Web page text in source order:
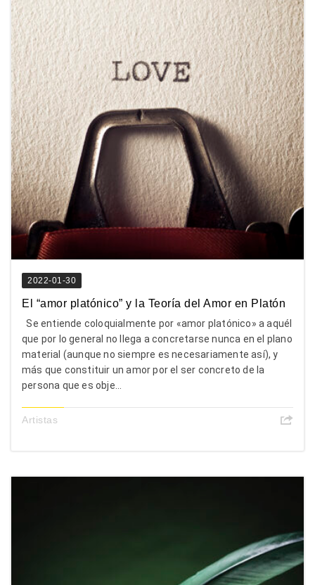
2022-01-30
El “amor platónico” y la Teoría del Amor en Platón
Se entiende coloquialmente por «amor platónico» a aquél
que por lo general no llega a concretarse nunca en el plano
material (aunque no siempre es necesariamente así), y
más que constituir un amor por el ser concreto de la
persona que es obje...
Artistas